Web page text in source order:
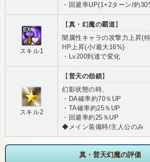
・回避率UP(1+2ターン/約
スキル1
【 真・幻魔の覇道】
闇属性キャラの攻撃力上昇(
HP上昇(小/最大16%)
・Lv200到達で変化
スキル2
【 普天の怨鎖】
幻影状態の時、
・DA確率約70％UP
・TA確率約25％UP
・回避率約25％UP
◆メイン装備時/主人公のみ
真・普天幻魔の評価